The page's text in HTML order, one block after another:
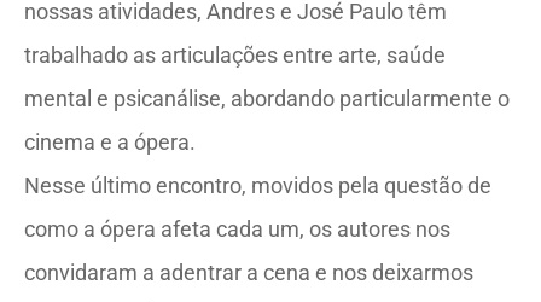
nossas atividades, Andres e José Paulo têm
trabalhado as articulações entre arte, saúde
mental e psicanálise, abordando particularmente o
cinema e a ópera.
Nesse último encontro, movidos pela questão de
como a ópera afeta cada um, os autores nos
convidaram a adentrar a cena e nos deixarmos